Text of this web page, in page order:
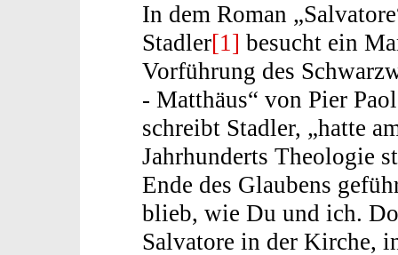
In dem Roman
Stadler[1] besucht ein
Vorführung des
- Matthäus“ von Pier
schreibt Stadler, „hatte
Jahrhunderts Theologie
Ende des Glaubens
blieb, wie Du und ich.
Salvatore in der Kirche,